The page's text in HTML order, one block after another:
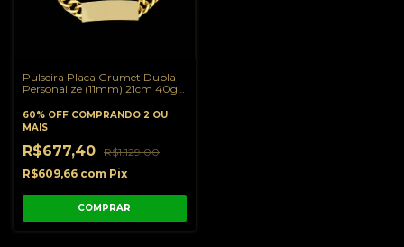
Pulseira Placa Grumet Dupla
Personalize (11mm) 21cm 40g -
60% OFF COMPRANDO 2 OU
MAIS
R$677,40 R$1.129,00
R$609,66 com Pix